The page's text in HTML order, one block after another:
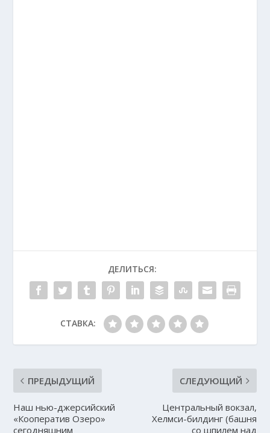
ДЕЛИТЬСЯ:
СТАВКА:
ПРЕДЫДУЩИЙ
Наш нью-джерсийский
«Кооператив Озеро»
сегодняшним
СЛЕДУЮЩИЙ
Центральный вокзал,
Хелмси-билдинг (башня
со шпилем над